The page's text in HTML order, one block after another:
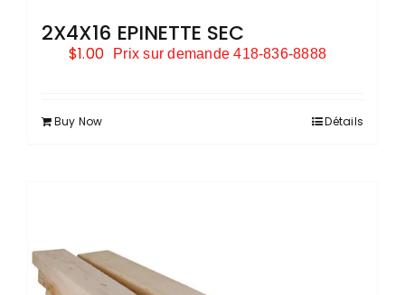
2X4X16 EPINETTE SEC
$1.00 Prix sur demande 418-836-8888
Buy Now Détails